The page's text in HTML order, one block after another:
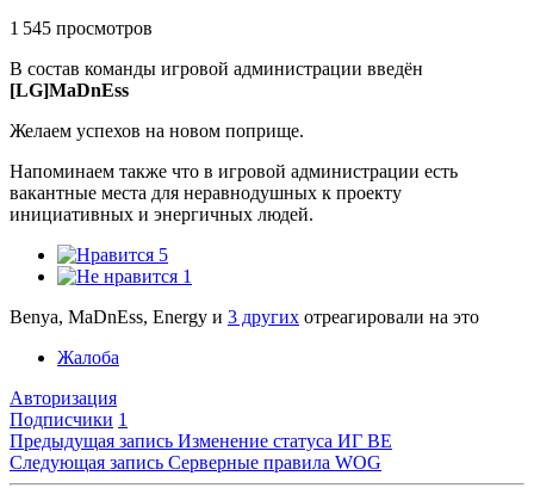
1 545 просмотров
В состав команды игровой администрации введён
[LG]MaDnEss
Желаем успехов на новом поприще.
Напоминаем также что в игровой администрации есть
вакантные места для неравнодушных к проекту
инициативных и энергичных людей.
5
1
Benya, MaDnEss, Energy и 3 других отреагировали на это
Жалоба
Авторизация
Подписчики 1
Предыдущая запись Изменение статуса ИГ BE
Следующая запись Серверные правила WOG